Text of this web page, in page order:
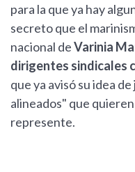
para la que ya hay
secreto que el
nacional deVarinia
dirigentes sindicales
que ya avisó su idea
alineados" que
represente.